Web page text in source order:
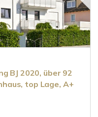
BJ 2020, über 92
top Lage, A+